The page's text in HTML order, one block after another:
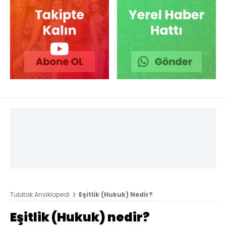
Tubitak Ansiklopedi Eşitlik (Hukuk) Nedir?
Eşitlik (Hukuk) nedir?